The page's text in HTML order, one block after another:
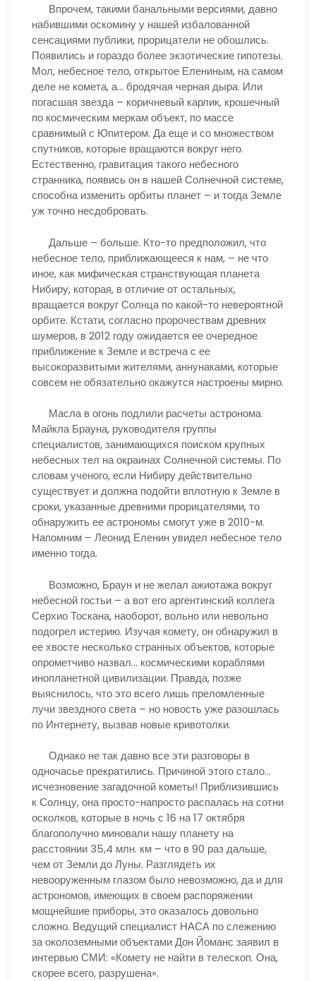
Впрочем, такими банальными версиями, давно
набившими оскомину у нашей избалованной
сенсациями публики, прорицатели не обошлись.
Появились и гораздо более экзотические гипотезы.
Мол, небесное тело, открытое Елениным, на самом
деле не комета, а… бродячая черная дыра. Или
погасшая звезда – коричневый карлик, крошечный
по космическим меркам объект, по массе
сравнимый с Юпитером. Да еще и со множеством
спутников, которые вращаются вокруг него.
Естественно, гравитация такого небесного
странника, появись он в нашей Солнечной системе,
способна изменить орбиты планет – и тогда Земле
уж точно несдобровать.
Дальше – больше. Кто-то предположил, что
небесное тело, приближающееся к нам, – не что
иное, как мифическая странствующая планета
Нибиру, которая, в отличие от остальных,
вращается вокруг Солнца по какой-то невероятной
орбите. Кстати, согласно пророчествам древних
шумеров, в 2012 году ожидается ее очередное
приближение к Земле и встреча с ее
высокоразвитыми жителями, аннунаками, которые
совсем не обязательно окажутся настроены мирно.
Масла в огонь подлили расчеты астронома
Майкла Брауна, руководителя группы
специалистов, занимающихся поиском крупных
небесных тел на окраинах Солнечной системы. По
словам ученого, если Нибиру действительно
существует и должна подойти вплотную к Земле в
сроки, указанные древними прорицателями, то
обнаружить ее астрономы смогут уже в 2010-м.
Напомним – Леонид Еленин увидел небесное тело
именно тогда.
Возможно, Браун и не желал ажиотажа вокруг
небесной гостьи – а вот его аргентинский коллега
Серхио Тоскана, наоборот, вольно или невольно
подогрел истерию. Изучая комету, он обнаружил в
ее хвосте несколько странных объектов, которые
опрометчиво назвал… космическими кораблями
инопланетной цивилизации. Правда, позже
выяснилось, что это всего лишь преломленные
лучи звездного света – но новость уже разошлась
по Интернету, вызвав новые кривотолки.
Однако не так давно все эти разговоры в
одночасье прекратились. Причиной этого стало…
исчезновение загадочной кометы! Приблизившись
к Солнцу, она просто-напросто распалась на сотни
осколков, которые в ночь с 16 на 17 октября
благополучно миновали нашу планету на
расстоянии 35,4 млн. км – что в 90 раз дальше,
чем от Земли до Луны. Разглядеть их
невооруженным глазом было невозможно, да и для
астрономов, имеющих в своем распоряжении
мощнейшие приборы, это оказалось довольно
сложно. Ведущий специалист НАСА по слежению
за околоземными объектами Дон Йоманс заявил в
интервью СМИ: «Комету не найти в телескоп. Она,
скорее всего, разрушена».